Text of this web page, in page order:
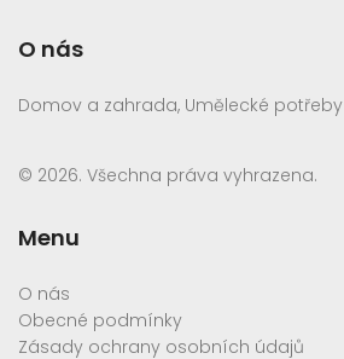
O nás
Domov a zahrada, Umělecké potřeby
© 2026. Všechna práva vyhrazena.
Menu
O nás
Obecné podmínky
Zásady ochrany osobních údajů